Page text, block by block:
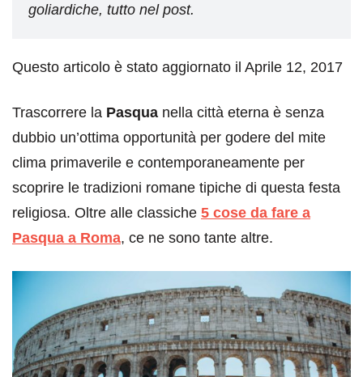
goliardiche, tutto nel post.
Questo articolo è stato aggiornato il Aprile 12, 2017
Trascorrere la Pasqua nella città eterna è senza
dubbio un’ottima opportunità per godere del mite
clima primaverile e contemporaneamente per
scoprire le tradizioni romane tipiche di questa festa
religiosa. Oltre alle classiche 5 cose da fare a
Pasqua a Roma, ce ne sono tante altre.